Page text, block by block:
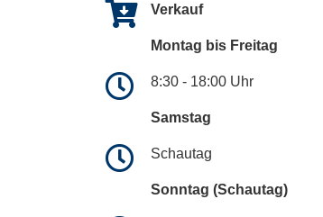
Verkauf
Montag bis Freitag
8:30 - 18:00 Uhr
Samstag
Schautag
Sonntag (Schautag)